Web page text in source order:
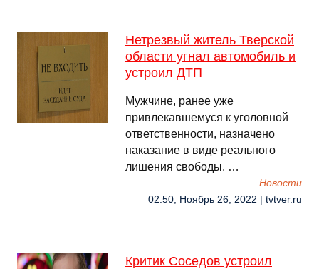
Нетрезвый житель Тверской
области угнал автомобиль и
устроил ДТП
Мужчине, ранее уже
привлекавшемуся к уголовной
ответственности, назначено
наказание в виде реального
лишения свободы. …
Новости
02:50, Ноябрь 26, 2022 | tvtver.ru
Критик Соседов устроил